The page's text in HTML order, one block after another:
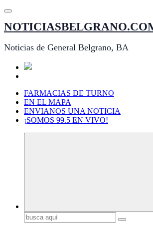
Saltar
contenido
Noticias de General Belgrano, BA
FARMACIAS DE TURNO
EN EL MAPA
ENVIANOS UNA NOTICIA
¡SOMOS 99.5 EN VIVO!
Buscar: